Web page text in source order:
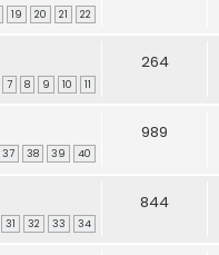
19 20 21 22
7 8 9 10 11
264
37 38 39 40
989
31 32 33 34
844